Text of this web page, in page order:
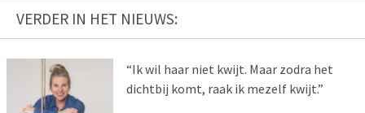
VERDER IN HET NIEUWS:
“Ik wil haar niet kwijt. Maar zodra het
dichtbij komt, raak ik mezelf kwijt.”